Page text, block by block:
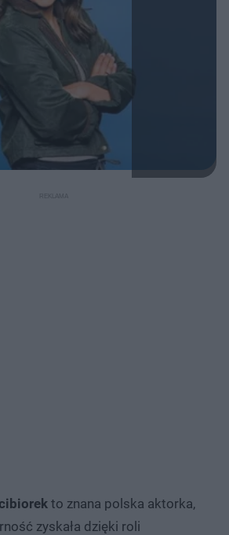
to znana polska aktorka,
zyskała dzięki roli